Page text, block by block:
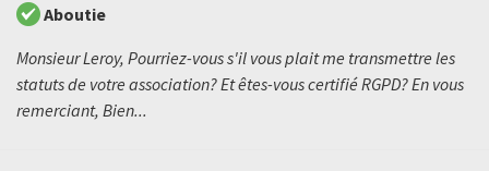
Aboutie
Monsieur Leroy, Pourriez-vous s'il vous plait me transmettre les
statuts de votre association? Et êtes-vous certifié RGPD? En vous
remerciant, Bien...